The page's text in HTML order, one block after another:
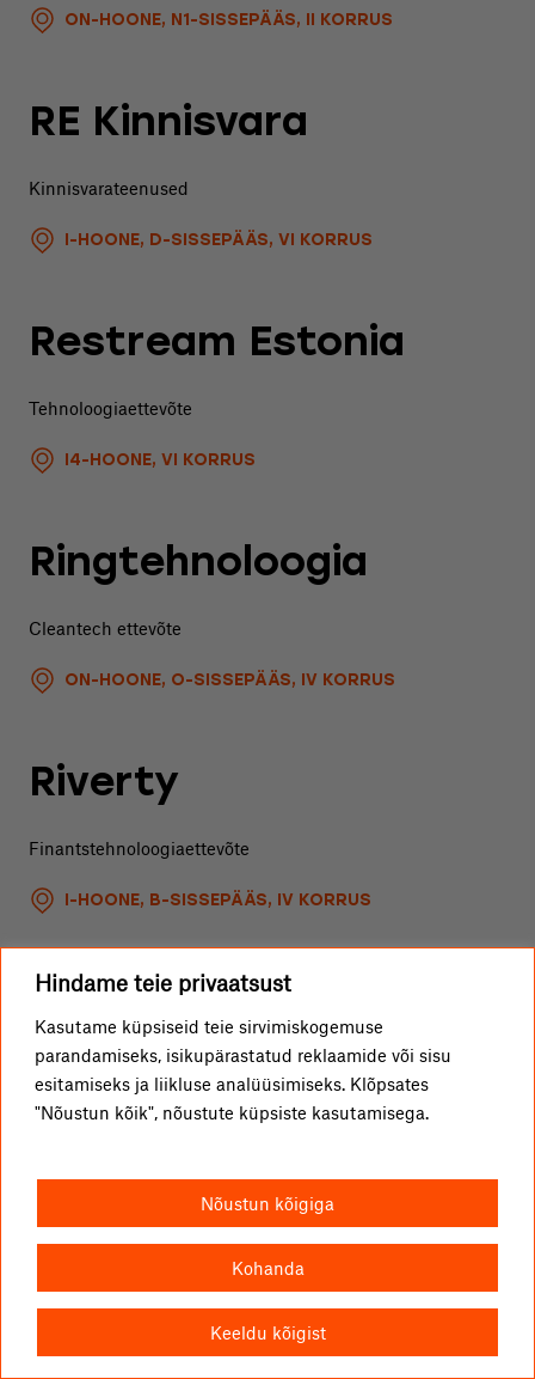
Hindame teie privaatsust
Kasutame küpsiseid teie sirvimiskogemuse
parandamiseks, isikupärastatud reklaamide või sisu
esitamiseks ja liikluse analüüsimiseks. Klõpsates
"Nõustun kõik", nõustute küpsiste kasutamisega.
Kohanda
Keeldu kõigist
Nõustun kõigiga
ON-HOONE, N1-SISSEPÄÄS, II KORRUS
RE Kinnisvara
Kinnisvarateenused
I-HOONE, D-SISSEPÄÄS, VI KORRUS
Restream Estonia
Tehnoloogiaettevõte
I4-HOONE, VI KORRUS
Ringtehnoloogia
Cleantech ettevõte
ON-HOONE, O-SISSEPÄÄS, IV KORRUS
Riverty
Finantstehnoloogiaettevõte
I-HOONE, B-SISSEPÄÄS, IV KORRUS
Sergos Invest
Investeerimisettevõte
K-HOONE, VI KORRUS
Skyselect
Lennundustehnoloogiaettevõte
ON-HOONE, N1-SISSEPÄÄS, IV KORRUS